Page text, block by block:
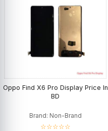
Oppo Find X6 Pro Display Price In
BD
Brand: Non-Brand
☆☆☆☆☆